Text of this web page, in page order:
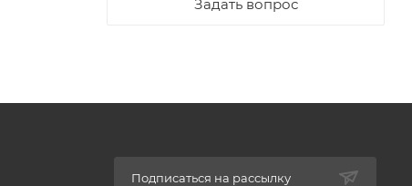
Задать вопрос
Подписаться на рассылку